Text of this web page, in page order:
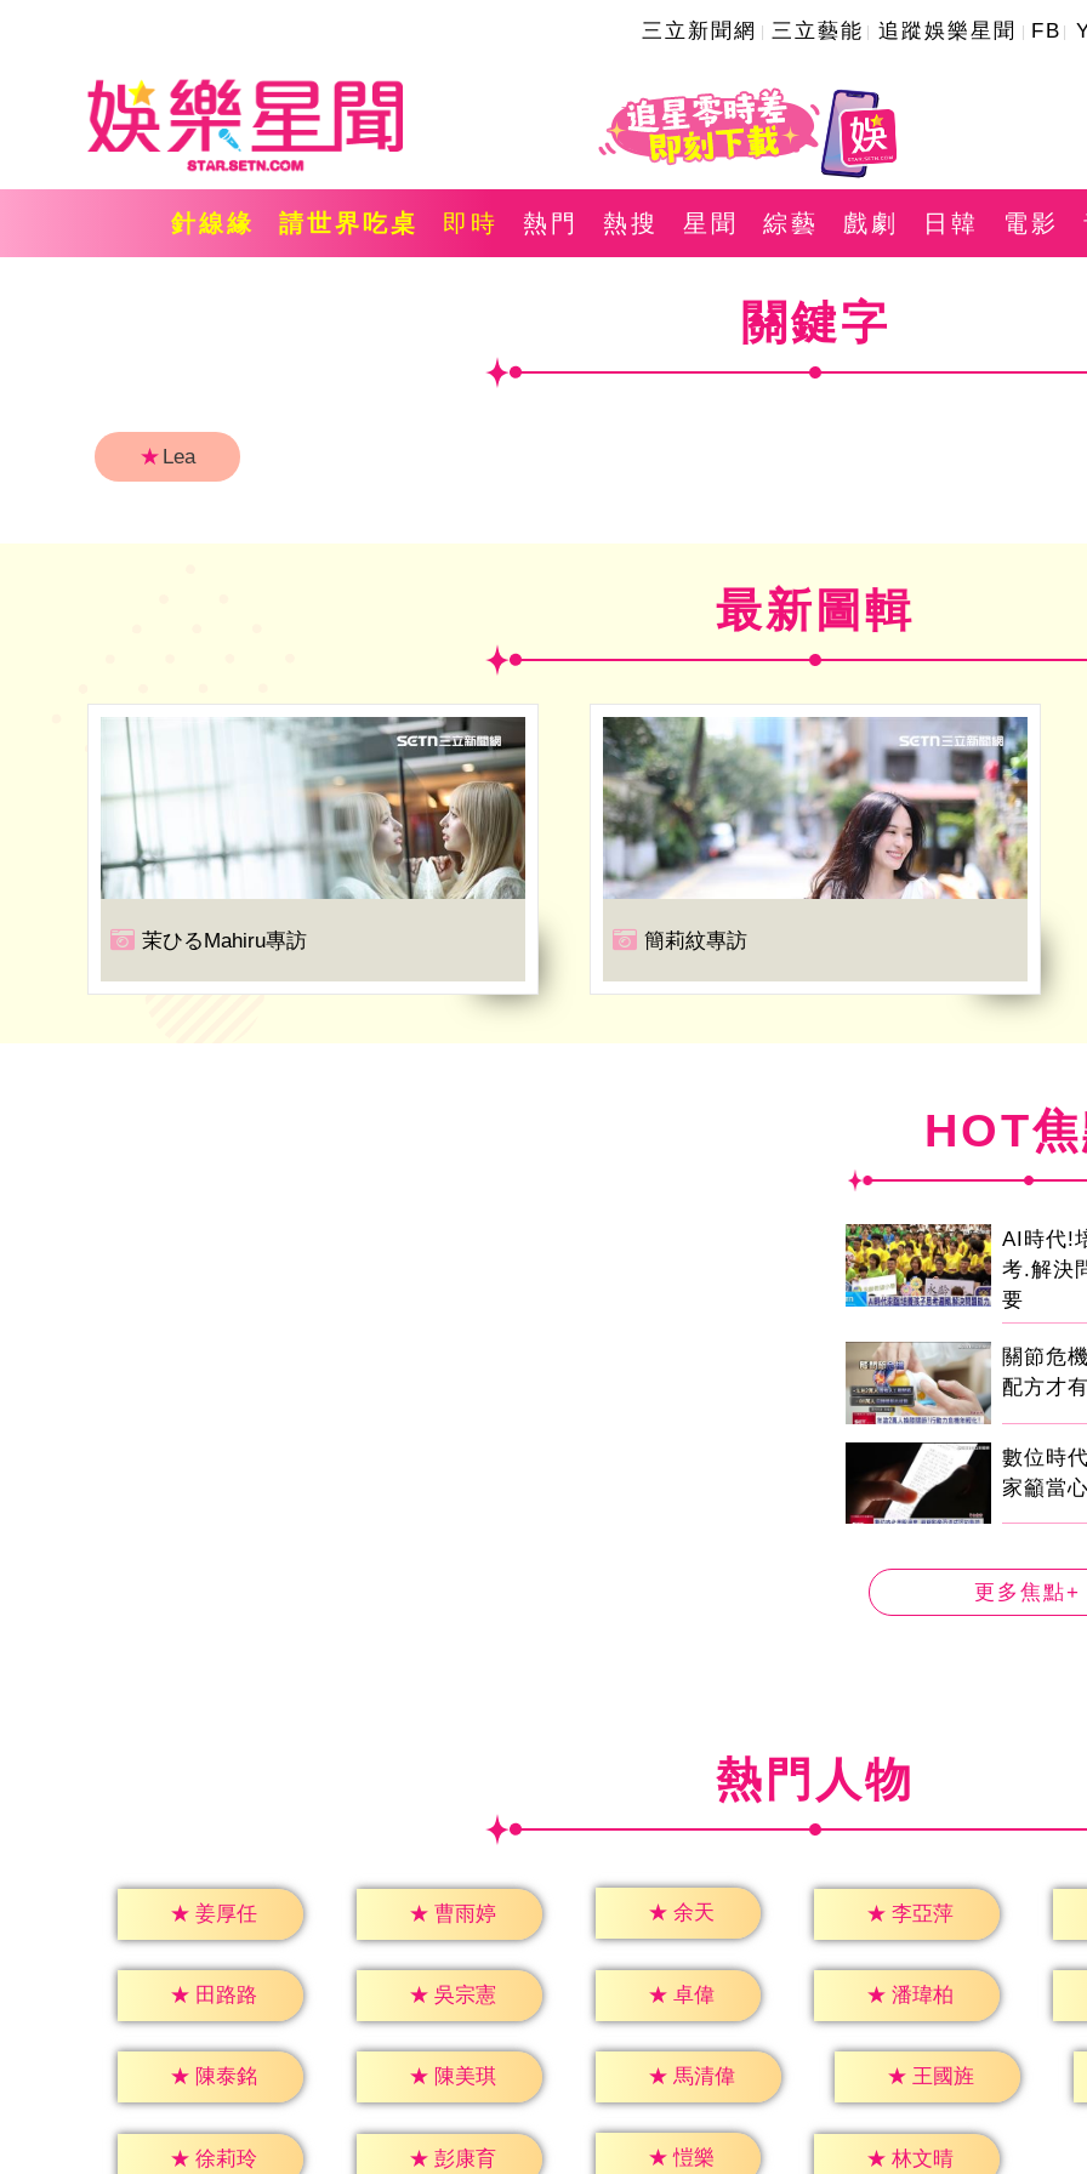
三立新聞網 三立藝能 追蹤娛樂星聞 FB
針線緣 請世界吃桌 即時 熱門 熱搜 星聞 綜藝 戲劇 日韓 電影
關鍵字
★ Lea
最新圖輯
茉ひるMahiru專訪 簡莉紋專訪
HOT
AI時代!
考.解決
要
關節危
配方才
數位時
家籲當
更多焦點+
熱門人物
★ 姜厚任 ★ 曹雨婷 ★ 余天 ★ 李亞萍
★ 田路路 ★ 吳宗憲 ★ 卓偉 ★ 潘瑋柏
★ 陳泰銘 ★ 陳美琪 ★ 馬清偉 ★ 王國旌
★ 徐莉玲 ★ 彭康育 ★ 愷樂 ★ 林文晴